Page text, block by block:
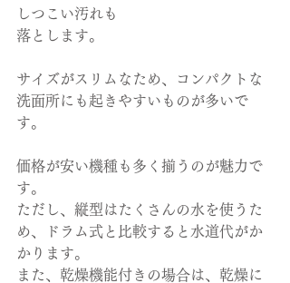
しつこい汚れも
落とします。
サイズがスリムなため、コンパクトな
洗面所にも起きやすいものが多いで
す。
価格が安い機種も多く揃うのが魅力で
す。
ただし、縦型はたくさんの水を使うた
め、ドラム式と比較すると水道代がか
かります。
また、乾燥機能付きの場合は、乾燥に